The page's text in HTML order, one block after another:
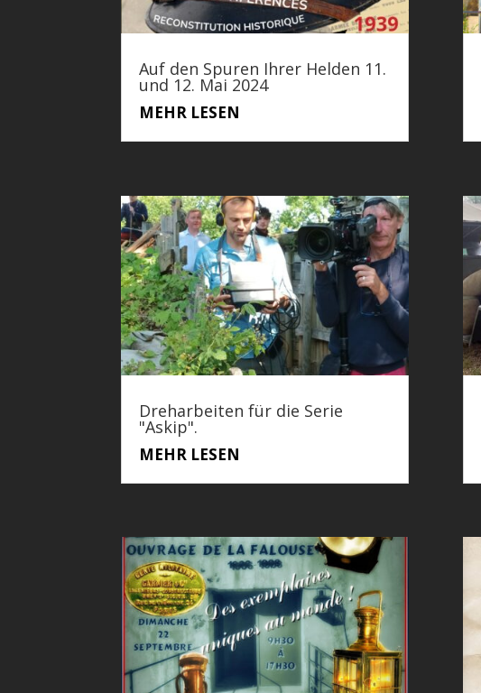
Auf den Spuren Ihrer Helden 11.
und 12. Mai 2024
MEHR LESEN
Dreharbeiten für die Serie
"Askip".
MEHR LESEN